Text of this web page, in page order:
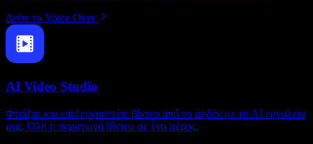
Δείτε το Voice Over
AI Video Studio
Φτιάξτε και επεξεργαστείτε βίντεο από το μηδέν με τα AI εργαλεία
μας. Όλη η παραγωγή βίντεο σε ένα μέρος.